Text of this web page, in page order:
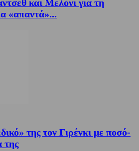
και Μελόνι για τη
«απαντά»...
της τον Γιρένκι με ποσό-
της